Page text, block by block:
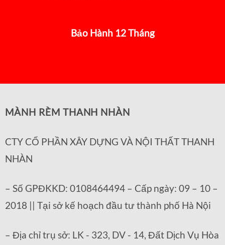
Bảo Hành 12 Tháng
MÀNH RÈM THANH NHÀN
CTY CỔ PHẦN XÂY DỰNG VÀ NỘI THẤT THANH
NHÀN
– Số GPĐKKD: 0108464494 – Cấp ngày: 09 – 10 –
2018 || Tại sở kế hoạch đầu tư thành phố Hà Nội
– Địa chỉ trụ sở: LK - 323, DV - 14, Đất Dịch Vụ Hòa